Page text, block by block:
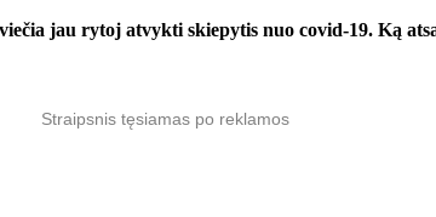
jau rytoj atvykti skiepytis nuo covid-19. Ką
Straipsnis tęsiamas po reklamos